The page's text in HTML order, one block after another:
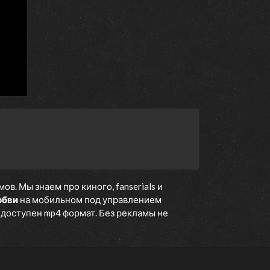
Мы знаем про киного, fanserials и
на мобильном под управлением
mp4 формат. Без рекламы не